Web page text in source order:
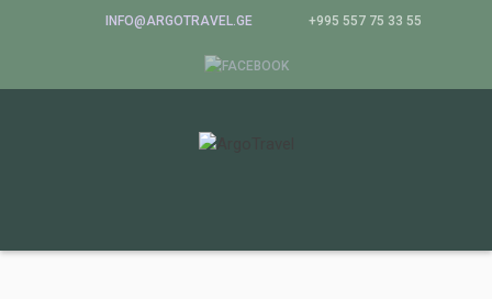
INFO@ARGOTRAVEL.GE +995 557 75 33 55